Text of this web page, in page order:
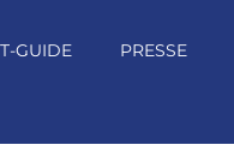
GUIDE PRESSE